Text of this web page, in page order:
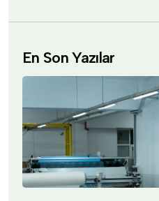
En Son Yazılar